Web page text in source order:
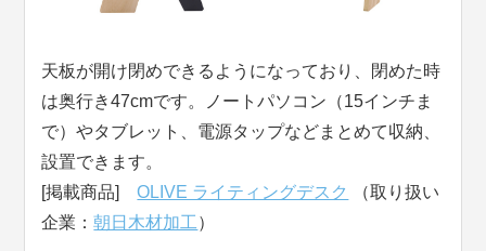
天板が開け閉めできるようになっており、閉めた時
は奥行き47cmです。ノートパソコン（15インチま
で）やタブレット、電源タップなどまとめて収納、
設置できます。
[掲載商品]OLIVE ライティングデスク
（取り扱い
企業：朝日木材加工 ）